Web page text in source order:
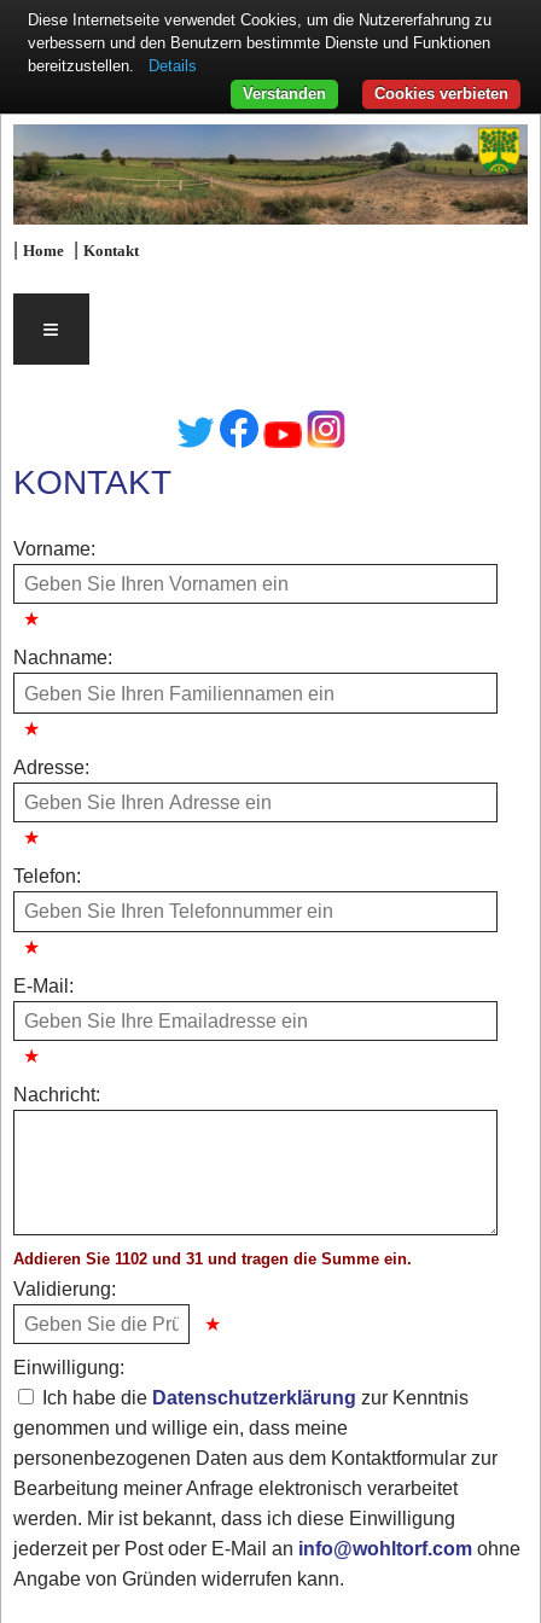
|Home |Kontakt
≡
KONTAKT
Vorname:
Nachname:
Adresse:
Telefon:
E-Mail:
Nachricht:
Addieren Sie 1102 und 31 und tragen die Summe ein.
Validierung:
Einwilligung:
Ich habe die Datenschutzerklärung zur Kenntnis
genommen und willige ein, dass meine
personenbezogenen Daten aus dem Kontaktformular zur
Bearbeitung meiner Anfrage elektronisch verarbeitet
werden. Mir ist bekannt, dass ich diese Einwilligung
jederzeit per Post oder E-Mail an info@wohltorf.comohne
Angabe von Gründen widerrufen kann.
Diese Internetseite verwendet Cookies, um die Nutzererfahrung zu
verbessern und den Benutzern bestimmte Dienste und Funktionen
bereitzustellen.
Details
Cookies verbieten
Verstanden